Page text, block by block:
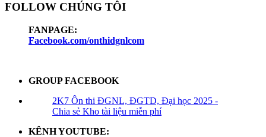
FOLLOW CHÚNG TÔI
FANPAGE:
Facebook.com/onthidgnlcom
GROUP FACEBOOK
2K7 Ôn thi ĐGNL, ĐGTD, Đại học 2025 -
Chia sẻ Kho tài liệu miễn phí
KÊNH YOUTUBE: